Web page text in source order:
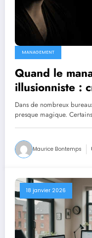
MANAGEMENT
Quand le
illusionniste :
forcer
Dans de nombreux
presque magique.
Maurice Bontemps
18 janvier 2026